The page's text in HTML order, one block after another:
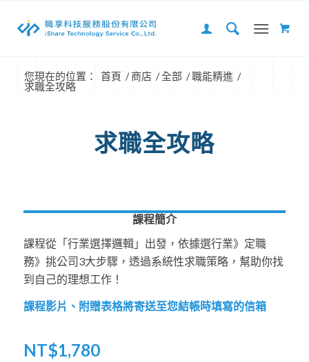
您現在的位置： 首頁 / 商店 /全部 /職能精進 /
求職全攻略
求職全攻略
課程簡介
課程從「行業選擇邏輯」出發，依據選行業》定職
務》挑公司3大步驟，透過系統性求職策略，幫助你找
到自己的理想工作！
課程影片、附贈表格將寄送至您結帳時填寫的信箱
NT$1,780